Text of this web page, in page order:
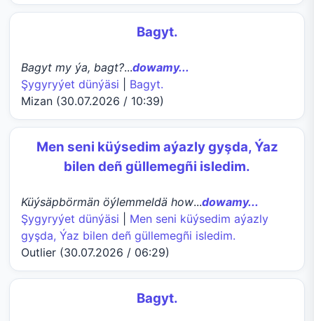
Bagyt.
Bagyt my ýa, bagt?...dowamy...
Şygyryýet dünýäsi
Bagyt.
Mizan (30.07.2026 / 10:39)
Men seni küýsedim aýazly gyşda, Ýaz
bilen deñ güllemegñi isledim.
Küýsäpbörmän öýlemmeldä how...dowamy...
Şygyryýet dünýäsi
Men seni küýsedim aýazly
gyşda, Ýaz bilen deñ güllemegñi isledim.
Outlier (30.07.2026 / 06:29)
Bagyt.